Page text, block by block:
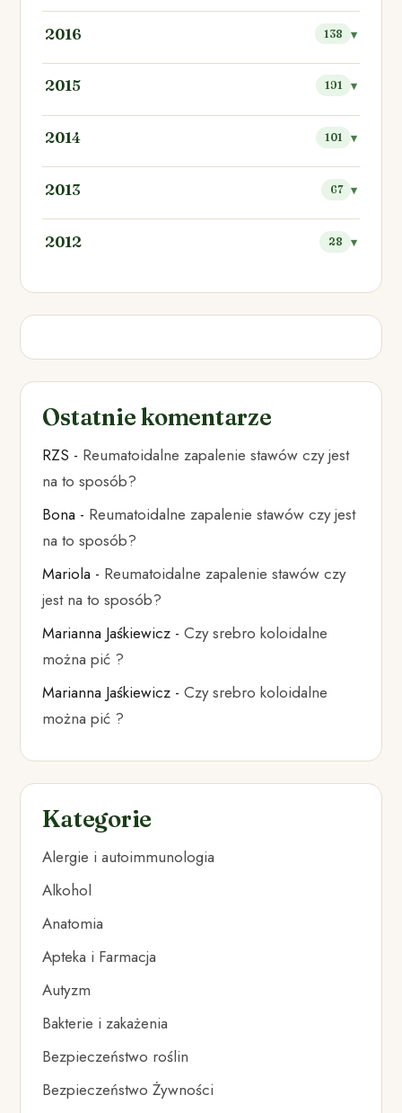
2016 138
2015 191
2014 101
2013 67
2012 28
Ostatnie komentarze
RZS - Reumatoidalne zapalenie stawów czy jest
na to sposób?
Bona - Reumatoidalne zapalenie stawów czy jest
na to sposób?
Mariola - Reumatoidalne zapalenie stawów czy
jest na to sposób?
Marianna Jaśkiewicz -Czy srebro koloidalne
można pić ?
Marianna Jaśkiewicz -Czy srebro koloidalne
można pić ?
Kategorie
Alergie i autoimmunologia
Alkohol
Anatomia
Apteka i Farmacja
Autyzm
Bakterie i zakażenia
Bezpieczeństwo roślin
Bezpieczeństwo Żywności